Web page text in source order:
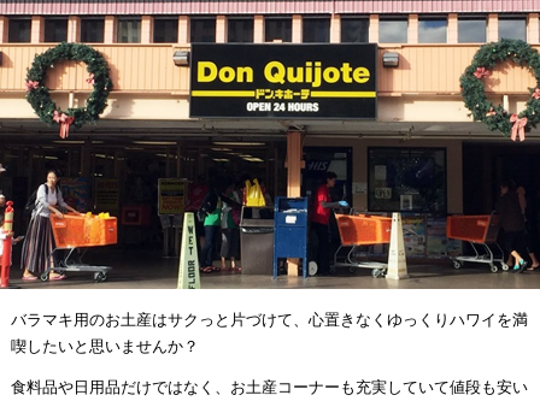
バラマキ用のお土産はサクっと片づけて、心置きなくゆっくりハワイを満
喫したいと思いませんか？
食料品や日用品だけではなく、お土産コーナーも充実していて値段も安い